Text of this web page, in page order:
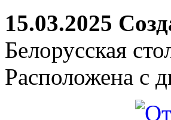
15.03.2025
Белорусская
Расположена с